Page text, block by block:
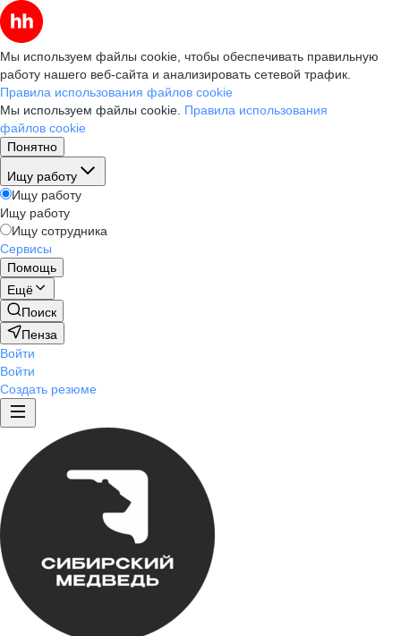
Мы используем файлы cookie, чтобы обеспечивать правильную
работу нашего веб-сайта и анализировать сетевой трафик.
Правила использования файлов cookie
Мы используем файлы cookie. Правила использования
файлов cookie
Понятно
Ищу работу
Ищу работу
Ищу работу
Ищу сотрудника
Сервисы
Помощь
Ещё
Поиск
Пенза
Войти
Войти
Создать резюме